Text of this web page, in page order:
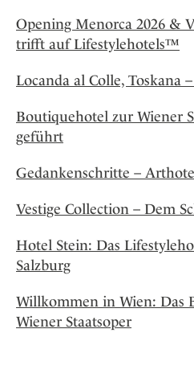
Opening Menorca 2026 &
trifft auf Lifestylehotels™
Locanda al Colle, Toskana
Boutiquehotel zur Wiener
geführt
Gedankenschritte –
Vestige Collection – Dem
Hotel Stein: Das
Salzburg
Willkommen in Wien: Das
Wiener Staatsoper